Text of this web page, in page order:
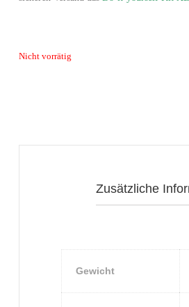
Nicht vorrätig
Zusätzliche
Gewicht